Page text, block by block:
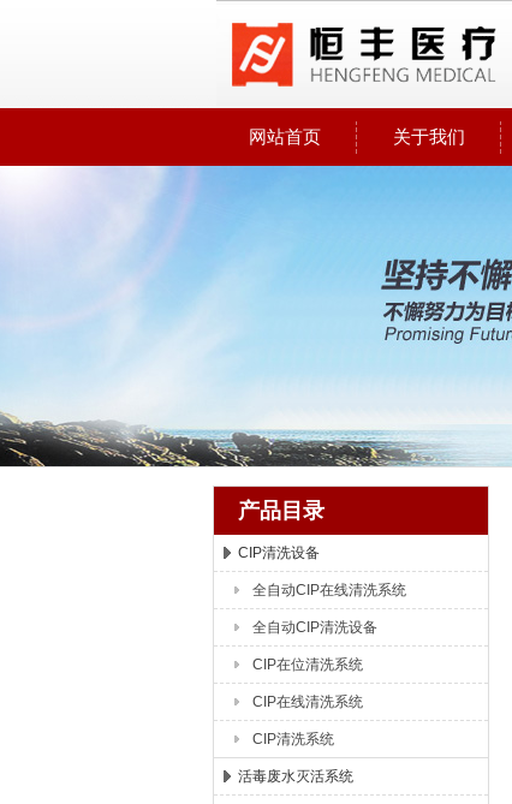
湖北恒丰医疗制药设备有限公司
网站首页 关于我们
产品目录
CIP清洗设备
全自动CIP在线清洗系统
全自动CIP清洗设备
CIP在位清洗系统
CIP在线清洗系统
CIP清洗系统
活毒废水灭活系统